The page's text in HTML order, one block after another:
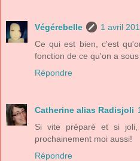
Végérebelle
1 avril
Ce qui est bien, c'est
fonction de ce qu'on a
Répondre
Catherine alias Radisjoli
Si vite préparé et si
prochainement moi aussi!
Répondre